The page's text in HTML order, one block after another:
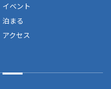
イベント
泊まる
アクセス